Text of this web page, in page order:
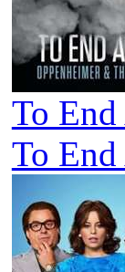
To
To